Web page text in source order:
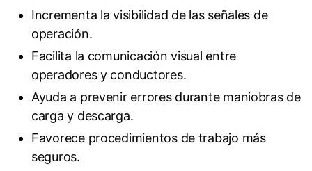
Incrementa la visibilidad de las señales de
operación.
Facilita la comunicación visual entre
operadores y conductores.
Ayuda a prevenir errores durante maniobras de
carga y descarga.
Favorece procedimientos de trabajo más
seguros.